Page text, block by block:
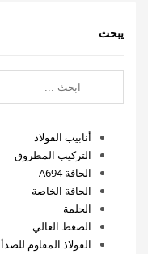
يبحث
أنابيب الفولاذ
التركيب المطروق
الحافة A694
الحافة الخاصة
الحلمة
الضغط العالي
الفولاذ المقاوم للصدأ